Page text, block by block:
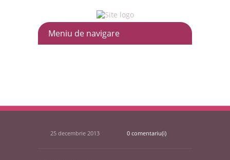
25 decembrie 2013 0 comentariu(i)